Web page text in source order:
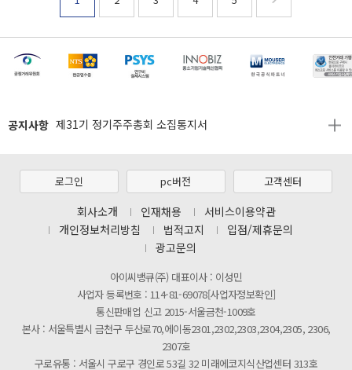
공지사항
[2026년 8월 신용카드 무이자 행사 안내]
[마일리지 적립 및 사용 정책 개편 안내]
제31기 정기주주총회 소집통지서
[마일리지 적립 및 사용 정책 개편 안내]
로그인 pc버전 고객센터
회사소개 인재채용
서비스이용약관
개인정보처리방침
법적고지
입점/제휴문의
광고문의
아이씨뱅큐(주) 대표이사 : 이성민
사업자 등록번호 : 114-81-69078[사업자정보확인]
통신판매업 신고 2015-서울금천-1009호
본사 : 서울특별시 금천구 두산로70,에이동2301,2302,2303,2304,2305, 2306,
2307호
구로유통 : 서울시 구로구 경인로 53길 32 미래에코지식산업센터 313호